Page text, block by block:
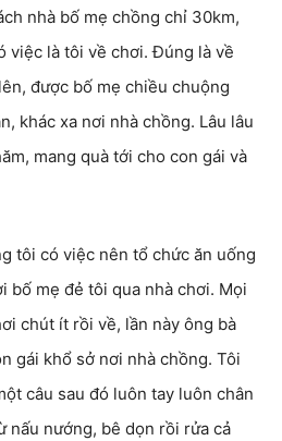
nhà bố mẹ chồng chỉ 30km,
việc là tôi về chơi. Đúng là về
được bố mẹ chiều chuộng
khác xa nơi nhà chồng. Lâu lâu
mang quà tới cho con gái và
tôi có việc nên tổ chức ăn uống
bố mẹ đẻ tôi qua nhà chơi. Mọi
chút ít rồi về, lần này ông bà
gái khổ sở nơi nhà chồng. Tôi
câu sau đó luôn tay luôn chân
nấu nướng, bê dọn rồi rửa cả